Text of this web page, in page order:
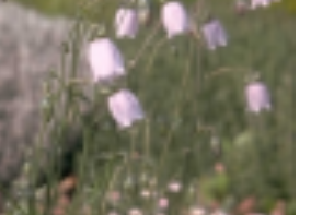
Windeklokje
Codonopsis clematidea